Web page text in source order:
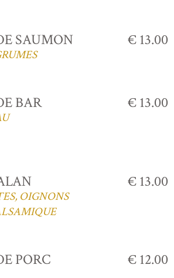
SAUMON € 13.00
BAR € 13.00
OIGNONS
€ 13.00
PORC € 12.00